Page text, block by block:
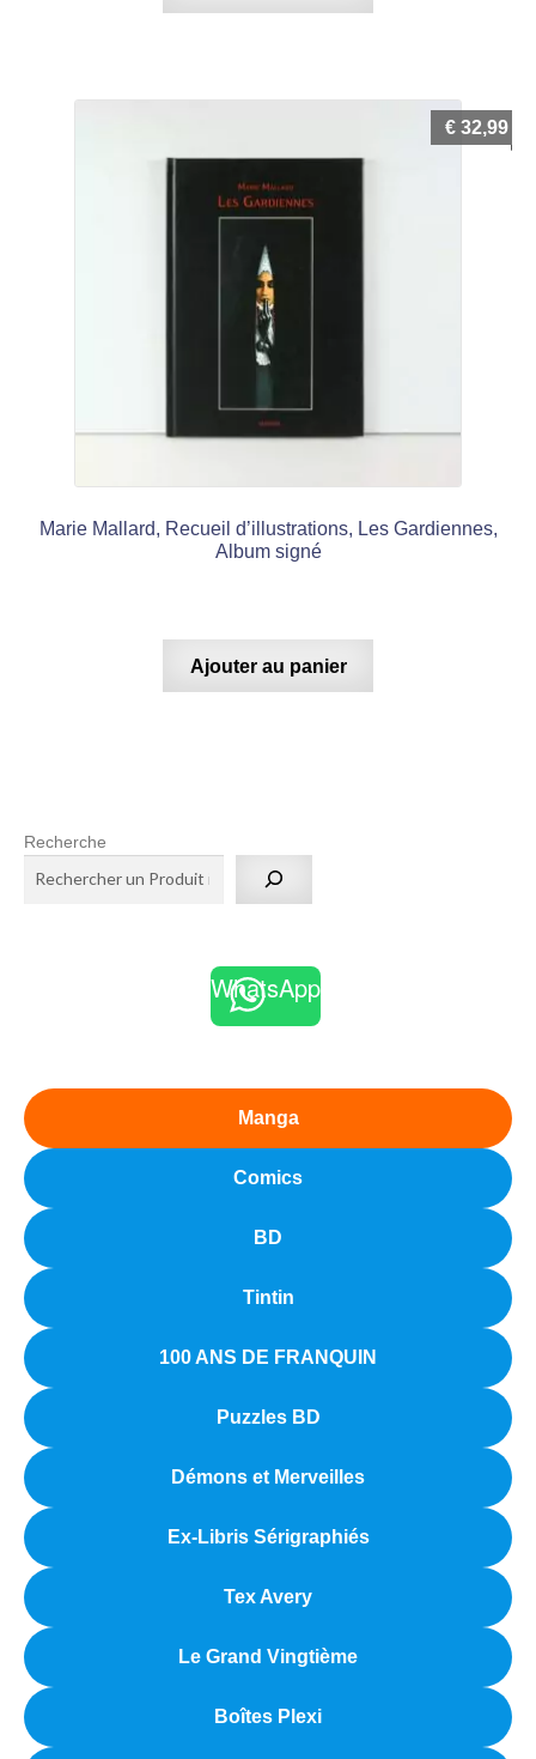
Marie Mallard, Recueil d’illustrations, Les Gardiennes,
Album signé
€ 32,99
Ajouter au panier
Recherche
WhatsApp
Manga
Comics
BD
Tintin
100 ANS DE FRANQUIN
Puzzles BD
Démons et Merveilles
Ex-Libris Sérigraphiés
Tex Avery
Le Grand Vingtième
Boîtes Plexi